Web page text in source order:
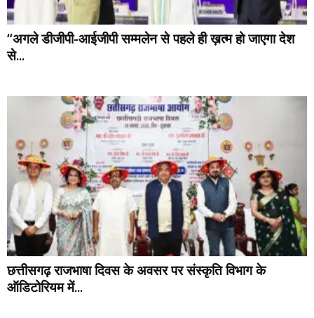
“अगले डीजीपी-आईजीपी सम्मलेन से पहले ही ख़त्म हो जाएगा देश
से...
छत्तीसगढ़ राजभाषा दिवस के अवसर पर संस्कृति विभाग के
ऑडिटोरियम में...